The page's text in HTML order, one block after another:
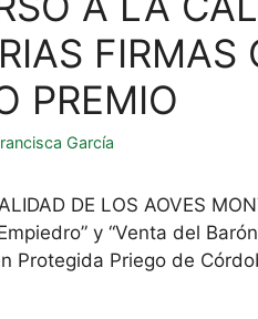
FIRMAS
PREMIO
García
DE LOS AOVES
Empiedro” y “Venta del
Protegida Priego de